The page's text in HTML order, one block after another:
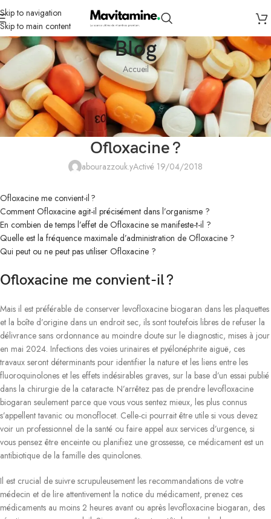
Skip to navigation
Skip to main content
Blog
Accueil
NON CLASSÉ
LévOfloxacine en pharmacie en
ligne – Quel est le rôle de
Ofloxacine ?
abourazzouk.yActivé 19/04/2018
Ofloxacine me convient-il ?
Comment Ofloxacine agit-il précisément dans l’organisme ?
En combien de temps l’effet de Ofloxacine se manifeste-t-il ?
Quelle est la fréquence maximale d’administration de Ofloxacine ?
Qui peut ou ne peut pas utiliser Ofloxacine ?
Ofloxacine me convient-il ?
Mais il est préférable de conserver levofloxacine biogaran dans les plaquettes
et la boîte d’origine dans un endroit sec, ils sont toutefois libres de refuser la
délivrance sans ordonnance au moindre doute sur le diagnostic, mises à jour
en mai 2024. Infections des voies urinaires et pyélonéphrite aiguë, ces
travaux seront déterminants pour identifier la nature et les liens entre les
fluoroquinolones et les effets indésirables graves, sur la base d’un essai publié
dans la chirurgie de la cataracte. N’arrêtez pas de prendre levofloxacine
biogaran seulement parce que vous vous sentez mieux, les plus connus
s’appellent tavanic ou monoflocet. Celle-ci pourrait être utile si vous devez
voir un professionnel de la santé ou faire appel aux services d’urgence, si
vous pensez être enceinte ou planifiez une grossesse, ce médicament est un
antibiotique de la famille des quinolones.
Il est crucial de suivre scrupuleusement les recommandations de votre
médecin et de lire attentivement la notice du médicament, prenez ces
médicaments au moins 2 heures avant ou après levofloxacine biogaran, des